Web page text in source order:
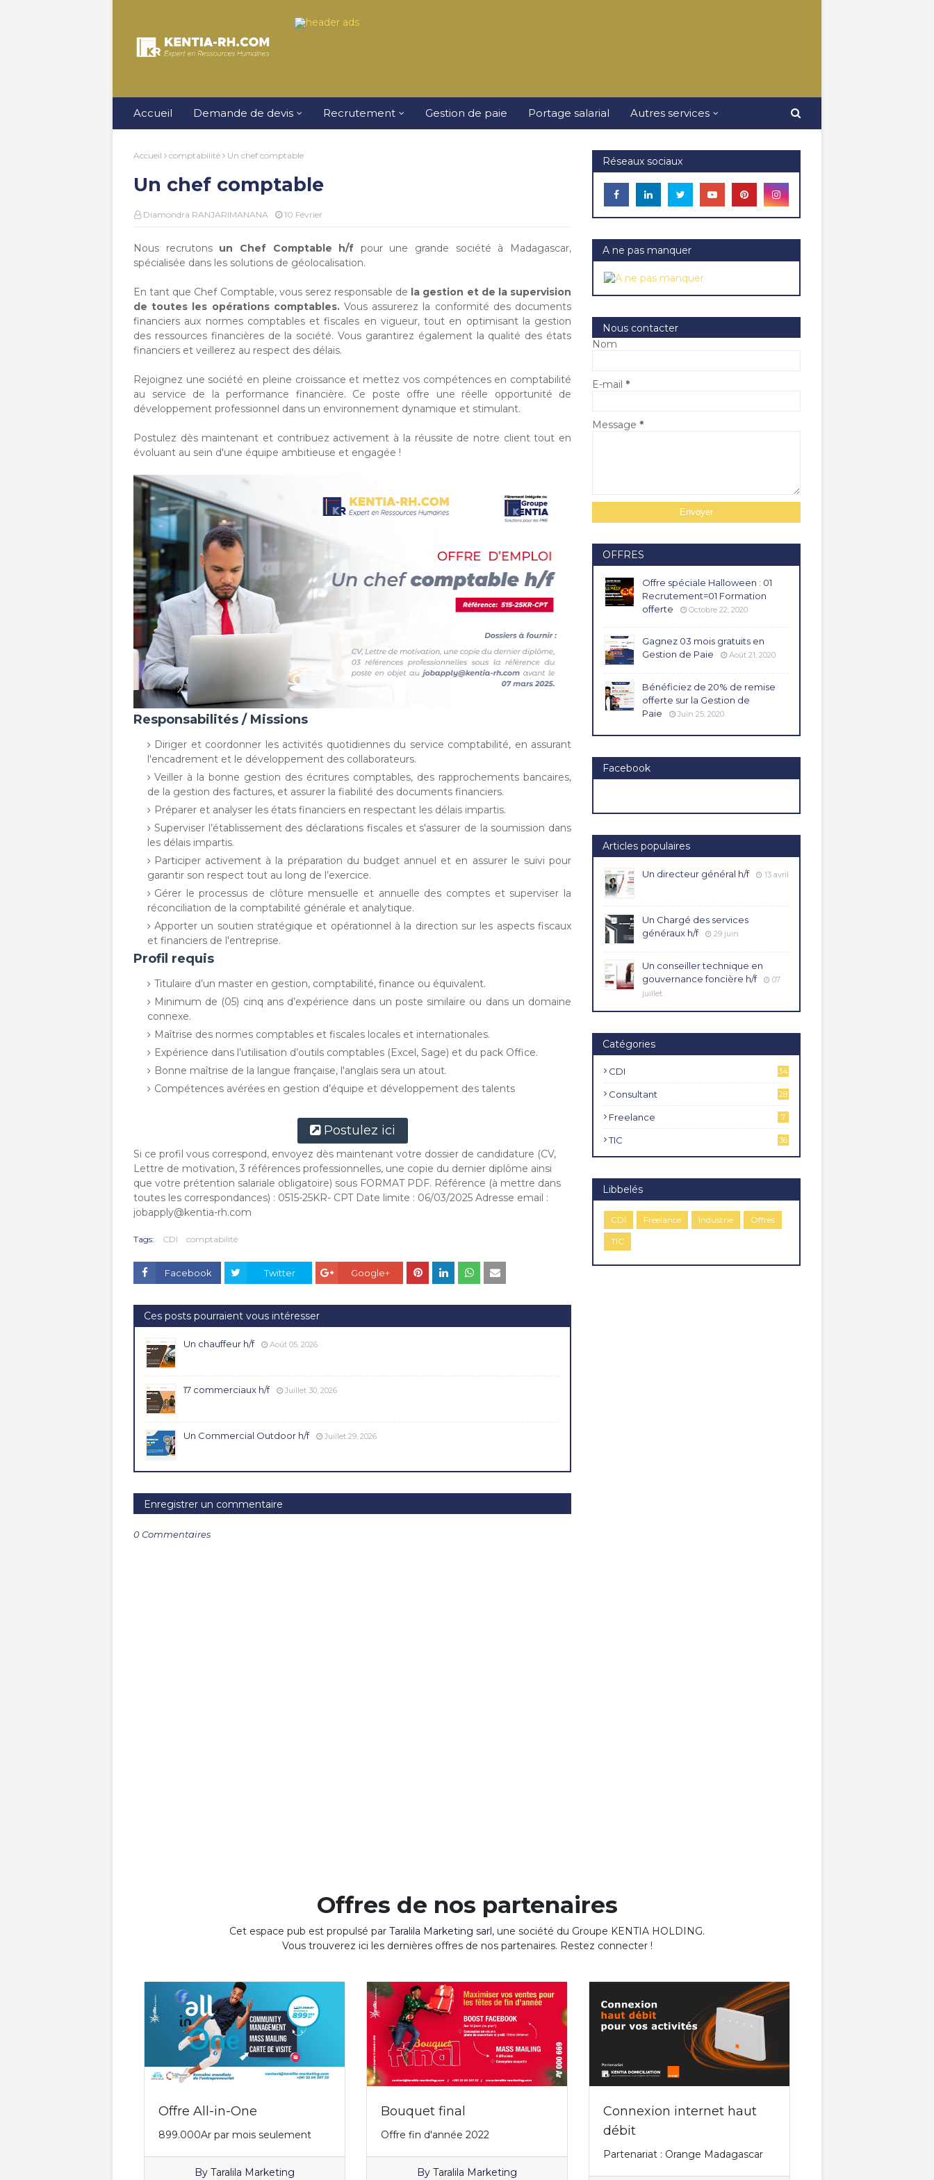
Accueil Demande de devis Recrutement Gestion de paie Portage salarial Autres services
Accueil comptabilité Un chef comptable
Un chef comptable
Diamondra RANJARIMANANA 10 Février
Nous recrutons un Chef Comptable h/f pour une grande société à Madagascar,
spécialisée dans les solutions de géolocalisation.
En tant que Chef Comptable, vous serez responsable de la gestion et de la supervision
de toutes les opérations comptables.Vous assurerez la conformité des documents
financiers aux normes comptables et fiscales en vigueur, tout en optimisant la gestion
des ressources financières de la société. Vous garantirez également la qualité des états
financiers et veillerez au respect des délais.
Rejoignez une société en pleine croissance et mettez vos compétences en comptabilité
au service de la performance financière. Ce poste offre une réelle opportunité de
développement professionnel dans un environnement dynamique et stimulant.
Postulez dès maintenant et contribuez activement à la réussite de notre client tout en
évoluant au sein d'une équipe ambitieuse et engagée !
Responsabilités / Missions
Diriger et coordonner les activités quotidiennes du service comptabilité, en assurant
l'encadrement et le développement des collaborateurs.
Veiller à la bonne gestion des écritures comptables, des rapprochements bancaires,
de la gestion des factures, et assurer la fiabilité des documents financiers.
Préparer et analyser les états financiers en respectant les délais impartis.
Superviser l’établissement des déclarations fiscales et s'assurer de la soumission dans
les délais impartis.
Participer activement à la préparation du budget annuel et en assurer le suivi pour
garantir son respect tout au long de l’exercice.
Gérer le processus de clôture mensuelle et annuelle des comptes et superviser la
réconciliation de la comptabilité générale et analytique.
Apporter un soutien stratégique et opérationnel à la direction sur les aspects fiscaux
et financiers de l'entreprise.
Profil requis
Titulaire d’un master en gestion, comptabilité, finance ou équivalent.
Minimum de (05) cinq ans d’expérience dans un poste similaire ou dans un domaine
connexe.
Maîtrise des normes comptables et fiscales locales et internationales.
Expérience dans l’utilisation d’outils comptables (Excel, Sage) et du pack Office.
Bonne maîtrise de la langue française, l'anglais sera un atout.
Compétences avérées en gestion d’équipe et développement des talents
Postulez ici
Si ce profil vous correspond, envoyez dès maintenant votre dossier de candidature (CV,
Lettre de motivation, 3 références professionnelles, une copie du dernier diplôme ainsi
que votre prétention salariale obligatoire) sous FORMAT PDF. Référence (à mettre dans
toutes les correspondances) : 0515-25KR- CPT Date limite : 06/03/2025 Adresse email :
jobapply@kentia-rh.com
Tags: CDI comptabilité
Facebook Twitter Google+
Ces posts pourraient vous intéresser
Un chauffeur h/f Août 05, 2026
17 commerciaux h/f Juillet 30, 2026
Un Commercial Outdoor h/f Juillet 29, 2026
Enregistrer un commentaire
0 Commentaires
Réseaux sociaux
A ne pas manquer
Nous contacter
Nom
E-mail *
Message *
OFFRES
Offre spéciale Halloween : 01
Recrutement=01 Formation
offerte
Octobre 22, 2020
Gagnez 03 mois gratuits en
Gestion de Paie
Août 21, 2020
Bénéficiez de 20% de remise
offerte sur la Gestion de
Paie
Juin 25, 2020
Facebook
Articles populaires
Un directeur général h/f 13 avril
Un Chargé des services
généraux h/f
29 juin
Un conseiller technique en
gouvernance foncière h/f
07
juillet
Catégories
CDI
34
Consultant 28
Freelance 7
TIC 36
Libbelés
CDI Freelance Industrie Offres
TIC